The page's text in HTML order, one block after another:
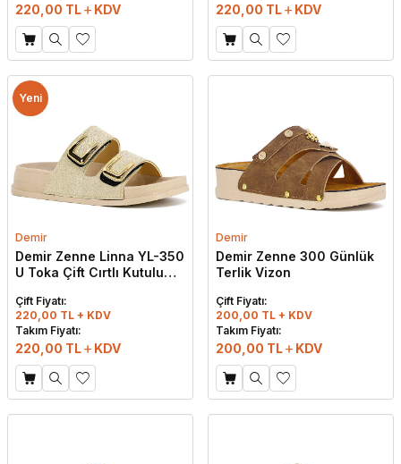
220,00 TL KDV 220,00 TL KDV
Yeni
Demir
Demir Zenne Linna YL-350
U Toka Çift Cırtlı Kutulu
Çift Fiyatı:
220,00 TL + KDV
Takım Fiyatı:
220,00 TL KDV
Demir
Demir Zenne 300 Günlük
Terlik Vizon
Çift Fiyatı:
200,00 TL + KDV
Takım Fiyatı:
200,00 TL KDV